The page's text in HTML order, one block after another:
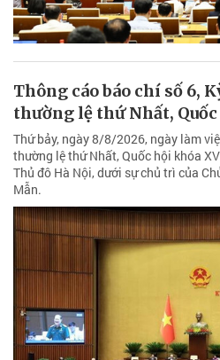
Thông cáo báo chí số 6,
thường lệ thứ Nhất,
Thứ bảy, ngày 8/8/2026, ngày làm
thường lệ thứ Nhất, Quốc hội khóa
Thủ đô Hà Nội, dưới sự chủ trì của
Mẫn.